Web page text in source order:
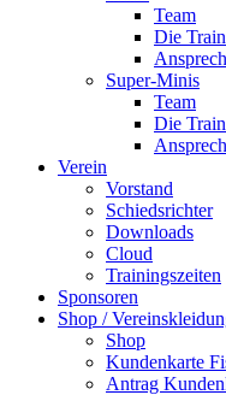
Team
Die
Super-Minis
Team
Die
Verein
Vorstand
Schiedsrichter
Downloads
Cloud
Trainingszeiten
Sponsoren
Shop /
Shop
Kundenkarte
Antrag